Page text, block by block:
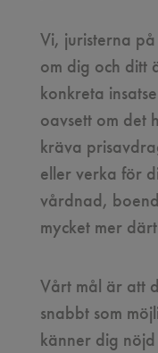
Vi, juristerna
om dig och ditt
konkreta
oavsett om det
kräva
eller verka för
vårdnad,
mycket mer
Vårt mål är att
snabbt som
känner dig